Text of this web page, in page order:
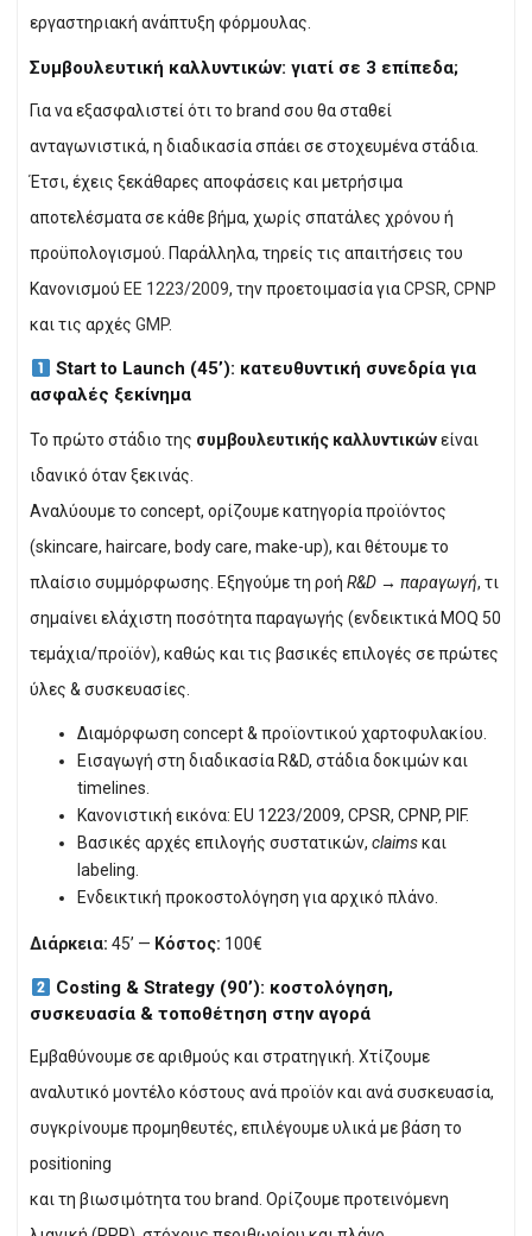
εργαστηριακή ανάπτυξη φόρμουλας.
Συμβουλευτική καλλυντικών: γιατί σε 3 επίπεδα;
Για να εξασφαλιστεί ότι το brand σου θα σταθεί
ανταγωνιστικά, η διαδικασία σπάει σε στοχευμένα στάδια.
Έτσι, έχεις ξεκάθαρες αποφάσεις και μετρήσιμα
αποτελέσματα σε κάθε βήμα, χωρίς σπατάλες χρόνου ή
προϋπολογισμού. Παράλληλα, τηρείς τις απαιτήσεις του
ΚανονισμούΕΕ 1223/2009, την προετοιμασία γιαCPSR,CPNP
και τις αρχέςGMP.
Start to Launch (45’): κατευθυντική συνεδρία για
ασφαλές ξεκίνημα
Το πρώτο στάδιο της συμβουλευτικής καλλυντικώνείναι
ιδανικό όταν ξεκινάς.
Αναλύουμε το concept, ορίζουμε κατηγορία προϊόντος
(skincare, haircare, body care, make-up), και θέτουμε το
πλαίσιο συμμόρφωσης. Εξηγούμε τη ροήR&D → παραγωγή, τι
σημαίνει ελάχιστη ποσότητα παραγωγής (ενδεικτικά MOQ 50
τεμάχια/προϊόν), καθώς και τις βασικές επιλογές σε πρώτες
ύλες & συσκευασίες.
Διαμόρφωση concept & προϊοντικού χαρτοφυλακίου.
Εισαγωγή στη διαδικασία R&D, στάδια δοκιμών και
timelines.
Κανονιστική εικόνα: EU 1223/2009, CPSR, CPNP, PIF.
Βασικές αρχές επιλογής συστατικών,claimsκαι
labeling.
Ενδεικτική προκοστολόγηση για αρχικό πλάνο.
Διάρκεια: 45’ — Κόστος: 100€
Costing & Strategy (90’): κοστολόγηση,
συσκευασία & τοποθέτηση στην αγορά
Εμβαθύνουμε σε αριθμούς και στρατηγική. Χτίζουμε
αναλυτικό μοντέλο κόστους ανά προϊόν και ανά συσκευασία,
συγκρίνουμε προμηθευτές, επιλέγουμε υλικά με βάση το
positioning
και τη βιωσιμότητα του brand. Ορίζουμε προτεινόμενη